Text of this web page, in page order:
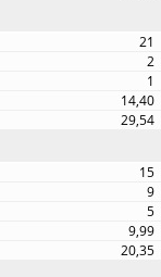
21
2
1
14,40
29,54
15
9
5
9,99
20,35